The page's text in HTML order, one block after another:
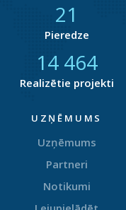
21
Pieredze
14 858
Realizētie projekti
UZŅĒMUMS
Uzņēmums
Partneri
Notikumi